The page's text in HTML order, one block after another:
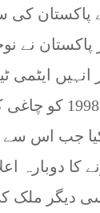
پاکستان
نے
انہیں
پاکستان نے
جب اس سے
کا دوبارہ
دیگر ملک